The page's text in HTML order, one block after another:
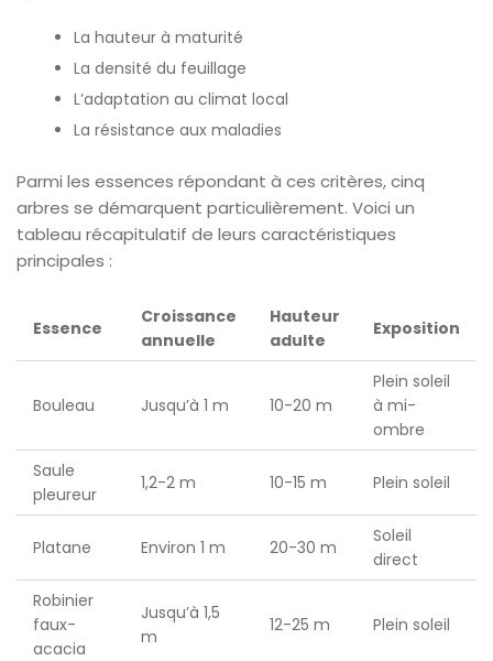
La hauteur à maturité
La densité du feuillage
L’adaptation au climat local
La résistance aux maladies
Parmi les essences répondant à ces critères, cinq
arbres se démarquent particulièrement. Voici un
tableau récapitulatif de leurs caractéristiques
principales :
Essence
Croissance
annuelle
Hauteur
adulte
Exposition
Bouleau Jusqu’à 1 m 10-20 m
Plein soleil
à mi-
ombre
Saule
pleureur
1,2-2 m 10-15 m Plein soleil
Platane Environ 1 m 20-30 m
Soleil
direct
Robinier
faux-
acacia
Jusqu’à 1,5
m
12-25 m Plein soleil